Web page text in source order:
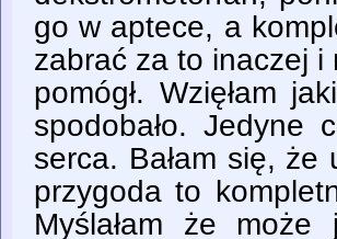
go w aptece, a
zabrać za to inaczej i
pomógł. Wzięłam
spodobało. Jedyne
serca. Bałam się, że
przygoda to
Myślałam że